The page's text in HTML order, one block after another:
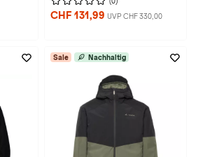
CHF 131,99 UVP CHF 330,00
Sale Nachhaltig